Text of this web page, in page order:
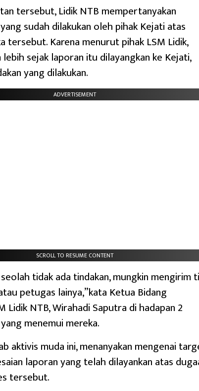
tersebut, Lidik NTB mempertanyakan
sudah dilakukan oleh pihak Kejati atas
tersebut. Karena menurut pihak LSM Lidik,
sejak laporan itu dilayangkan ke Kejati,
yang dilakukan.
ADVERTISEMENT
SCROLL TO RESUME CONTENT
tidak ada tindakan, mungkin mengirim
petugas lainya,”kata Ketua Bidang
Lidik NTB, Wirahadi Saputra di hadapan 2
menemui mereka.
aktivis muda ini, menanyakan mengenai
laporan yang telah dilayankan atas
tersebut.